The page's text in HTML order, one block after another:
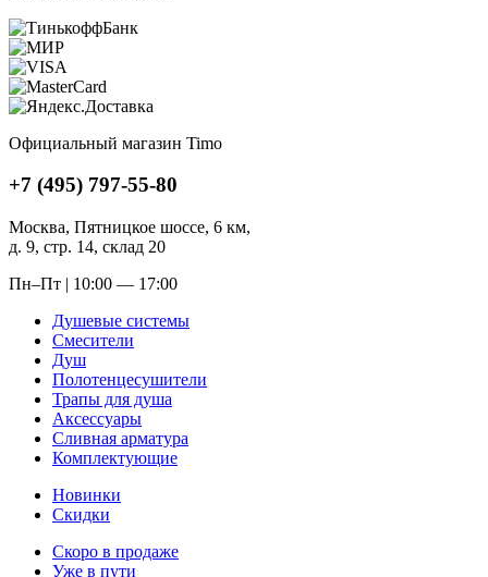
Официальный магазин Timo
+7 (495) 797-55-80
Москва, Пятницкое шоссе, 6 км,
д. 9, стр. 14, склад 20
Пн–Пт | 10:00 — 17:00
Душевые системы
Смесители
Душ
Полотенцесушители
Трапы для душа
Аксессуары
Сливная арматура
Комплектующие
Новинки
Скидки
Скоро в продаже
Уже в пути